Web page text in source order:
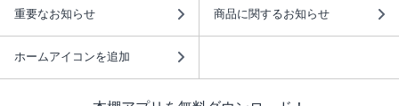
重要なお知らせ 商品に関するお知らせ
ホームアイコンを追加